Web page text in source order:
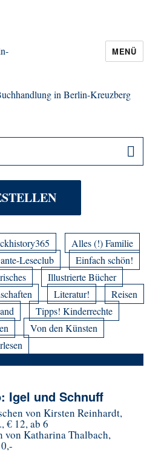
Buchhandlung in
MENÜ
Alles (!) Familie
Leseclub
Einfach schön!
Illustrierte Bücher
Literatur!
Reisen
Tipps! Kinderrechte
Von den Künsten
Igel und Schnuff
von Kirsten Reinhardt,
€ 12, ab 6
von Katharina Thalbach,